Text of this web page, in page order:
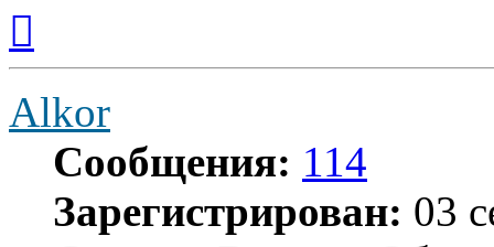
началу
Alkor
Сообщения: 114
Зарегистрирован: 03